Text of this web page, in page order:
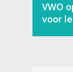
VWO
voor